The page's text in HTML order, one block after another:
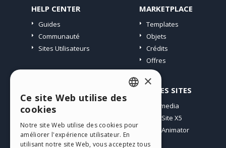
HELP CENTER
Guides
Communauté
Sites Utilisateurs
MARKETPLACE
Templates
Objets
Crédits
Offres
Mes Messages
Télécharger
Espace Web
AUTRES SITES
Incomedia
WebSite X5
WebAnimator
ENGLISH
GERMAN
×
Ce site Web utilise des
cookies
Notre site Web utilise des cookies pour
améliorer l'expérience utilisateur. En
utilisant notre site Web, vous acceptez tous